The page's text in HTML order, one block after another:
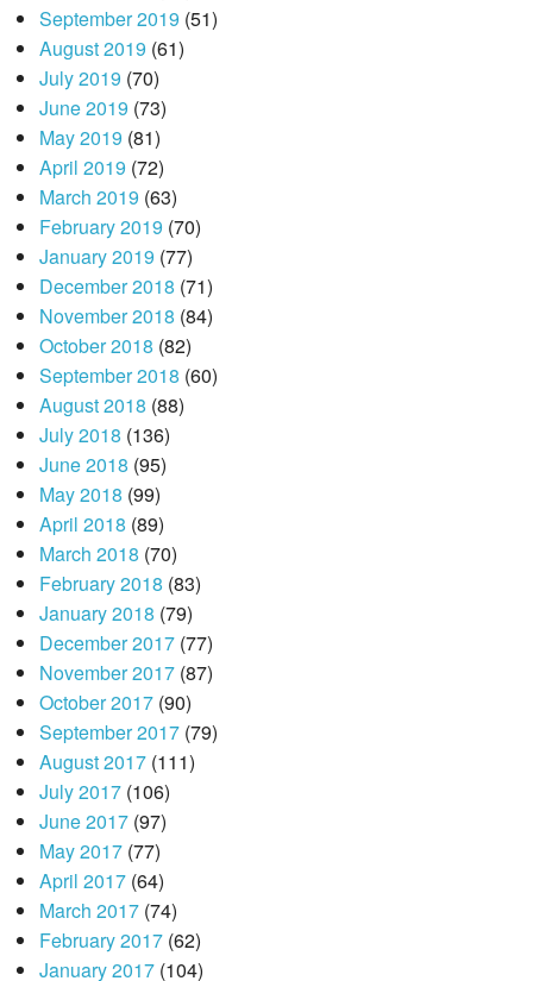
September 2019 (51)
August 2019 (61)
July 2019 (70)
June 2019 (73)
May 2019 (81)
April 2019 (72)
March 2019 (63)
February 2019 (70)
January 2019 (77)
December 2018 (71)
November 2018 (84)
October 2018 (82)
September 2018 (60)
August 2018 (88)
July 2018 (136)
June 2018 (95)
May 2018 (99)
April 2018 (89)
March 2018 (70)
February 2018 (83)
January 2018 (79)
December 2017(77)
November 2017(87)
October 2017(90)
September 2017(79)
August 2017(111)
July 2017(106)
June 2017(97)
May 2017(77)
April 2017(64)
March 2017(74)
February 2017(62)
January 2017(104)